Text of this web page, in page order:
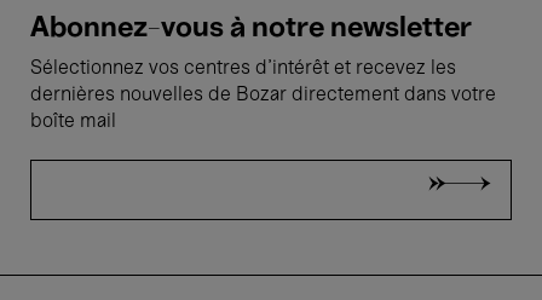
Abonnez-vous à notre newsletter
Sélectionnez vos centres d'intérêt et recevez les
dernières nouvelles de Bozar directement dans votre
boîte mail